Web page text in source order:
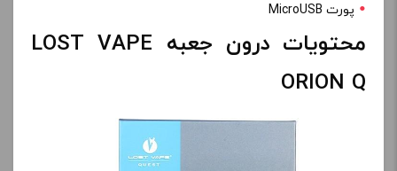
پورت MicroUSB
محتویات درون جعبه LOST VAPE
ORION Q